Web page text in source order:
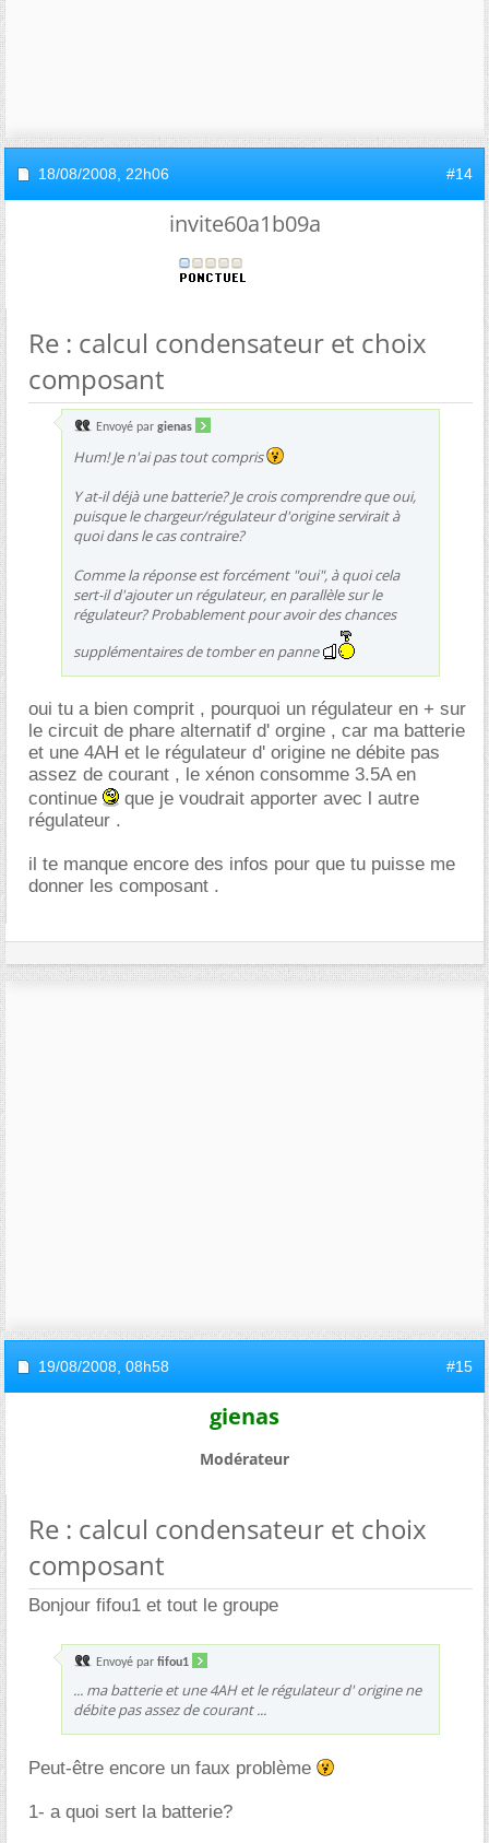
18/08/2008, 22h06 #14
invite60a1b09a
Re : calcul condensateur et choix
composant
Envoyé par gienas
Hum! Je n'ai pas tout compris
Y at-il déjà une batterie? Je crois comprendre que oui,
puisque le chargeur/régulateur d'origine servirait à
quoi dans le cas contraire?
Comme la réponse est forcément "oui", à quoi cela
sert-il d'ajouter un régulateur, en parallèle sur le
régulateur? Probablement pour avoir des chances
supplémentaires de tomber en panne
oui tu a bien comprit , pourquoi un régulateur en + sur
le circuit de phare alternatif d' orgine , car ma batterie
et une 4AH et le régulateur d' origine ne débite pas
assez de courant , le xénon consomme 3.5A en
continue
que je voudrait apporter avec l autre
régulateur .
il te manque encore des infos pour que tu puisse me
donner les composant .
19/08/2008, 08h58 #15
gienas
Modérateur
Re : calcul condensateur et choix
composant
Bonjour fifou1 et tout le groupe
Envoyé par fifou1
... ma batterie et une 4AH et le régulateur d' origine ne
débite pas assez de courant ...
Peut-être encore un faux problème
1- a quoi sert la batterie?